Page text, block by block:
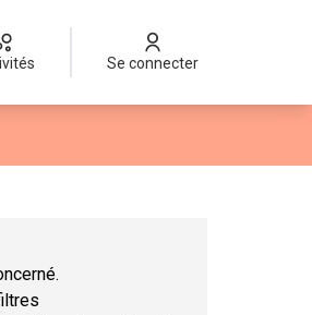
Se connecter